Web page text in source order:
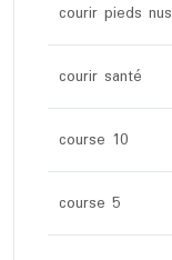
courir pieds nus
courir santé
course 10
course 5